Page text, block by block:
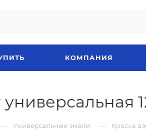
КОМПАНИЯ
— Универсальные эмали — Краска